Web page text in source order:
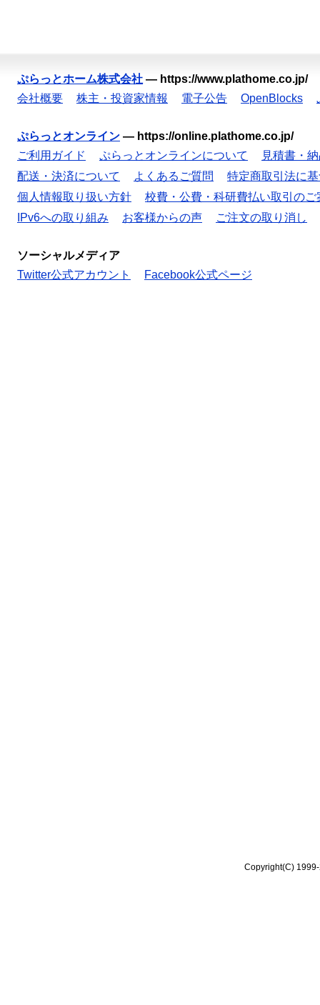
ぷらっとホーム株式会社 — https://www.plathome.co.jp/
会社概要
株主・投資家情報 電子公告 OpenBlocks
ぷらっとオンライン — https://online.plathome.co.jp/
ご利用ガイド
ぷらっとオンラインについて
見積書・
配送・決済について
よくあるご質問
特定商取引法に
個人情報取り扱い方針
校費・公費・科研費払い取引のご
IPv6への取り組み
お客様からの声 ご注文の取り消し
ソーシャルメディア
Twitter公式アカウント
Facebook公式ページ
Copyright(C)